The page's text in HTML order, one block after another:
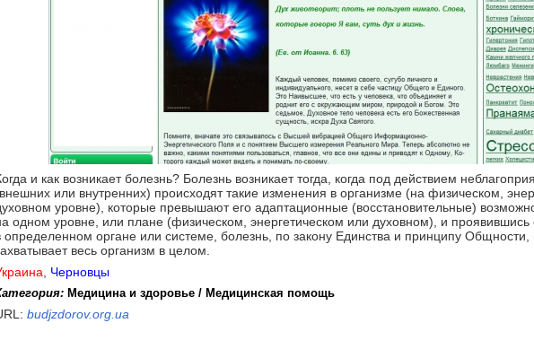
и как возникает болезнь? Болезнь возникает тогда, когда под действием
или внутренних) происходят такие изменения в организме (на физическом,
уровне), которые превышают его адаптационные (восстановительные)
одном уровне, или плане (физическом, энергетическом или духовном), и проявившись
определенном органе или системе, болезнь, по закону Единства и принципу Общности,
весь организм в целом.
Черновцы
Медицина и здоровье / Медицинская помощь
budjzdorov.org.ua